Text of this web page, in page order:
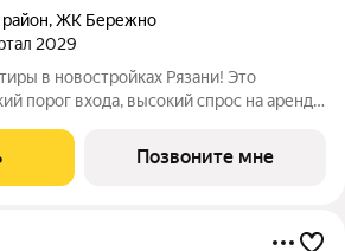
,ЖК Бережно
2029
в новостройках Рязани! Это
порог входа, высокий спрос на аренду
Бизнес,
к городу и
Позвоните мне